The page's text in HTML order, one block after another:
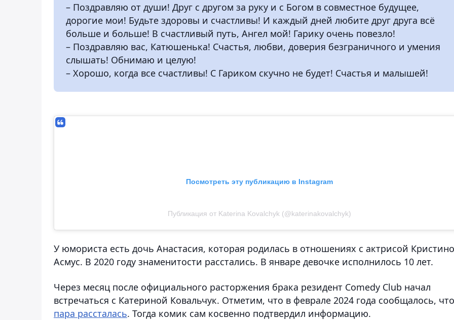
– Поздравляю от души! Друг с другом за руку и с Богом в совместное будущее,
дорогие мои! Будьте здоровы и счастливы! И каждый дней любите друг друга всё
больше и больше! В счастливый путь, Ангел мой! Гарику очень повезло!
– Поздравляю вас, Катюшенька! Счастья, любви, доверия безграничного и умения
слышать! Обнимаю и целую!
– Хорошо, когда все счастливы! С Гариком скучно не будет! Счастья и малышей!
Посмотреть эту публикацию в Instagram
Публикация от Katerina Kovalchyk (@katerinakovalchyk)
У юмориста есть дочь Анастасия, которая родилась в отношениях с актрисой
Асмус. В 2020 году знаменитости расстались. В январе девочке исполнилось 10 лет.
Через месяц после официального расторжения брака резидент Comedy Club начал
встречаться с Катериной Ковальчук. Отметим, что в феврале 2024 года сообщалось, что
пара рассталась. Тогда комик сам косвенно подтвердил информацию.